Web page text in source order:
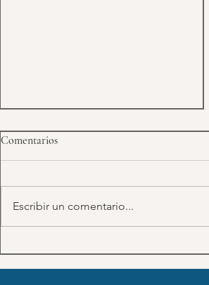
Comentarios
Escribir un comentario...